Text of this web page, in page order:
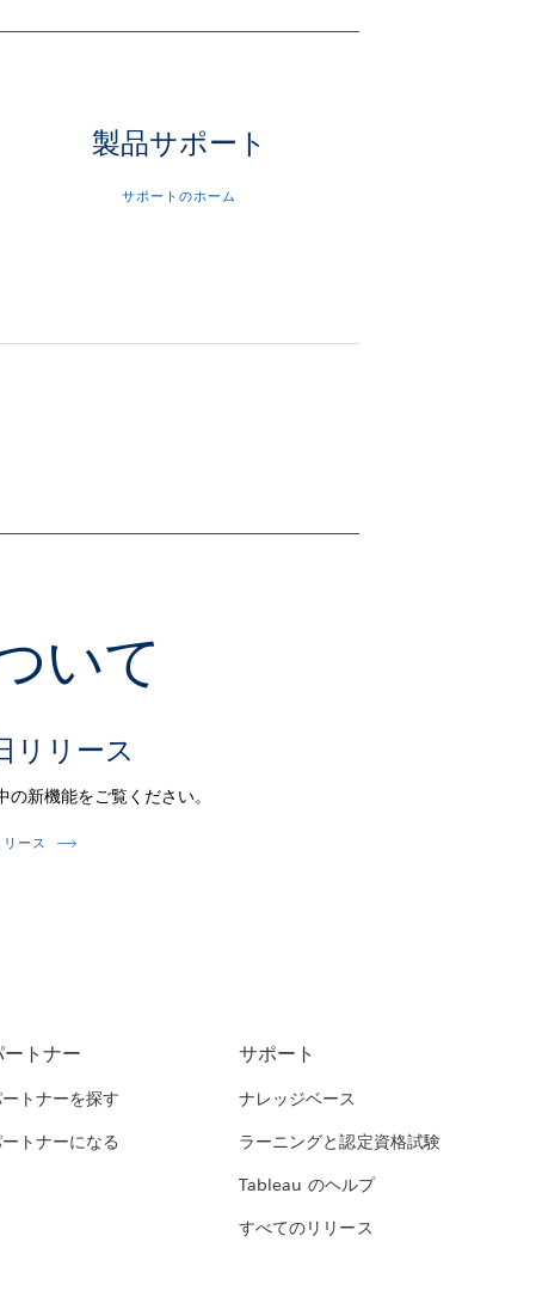
製品サポート
サポートのホーム
いて
リリース
の新機能をご覧ください。
ース
ートナー
トナーを探す
トナーになる
サポート
ナレッジベース
ラーニングと認定資格試験
Tableau のヘルプ
すべてのリリース